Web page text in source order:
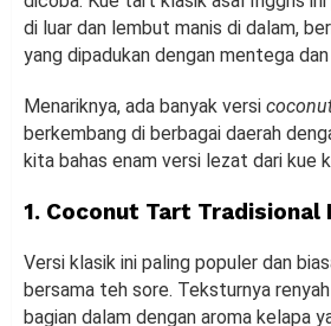
di luar dan lembut manis di dalam,
yang dipadukan dengan mentega dan
Menariknya, ada banyak versi
berkembang di berbagai daerah
kita bahas enam versi lezat dari kue
1. Coconut Tart Tradisional
Versi klasik ini paling populer dan
bersama teh sore. Teksturnya
bagian dalam dengan aroma kelapa